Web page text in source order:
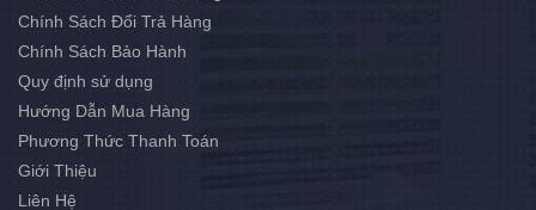
Chính Sách Đổi Trả Hàng
Chính Sách Bảo Hành
Quy định sử dụng
Hướng Dẫn Mua Hàng
Phương Thức Thanh Toán
Giới Thiệu
Liên Hệ